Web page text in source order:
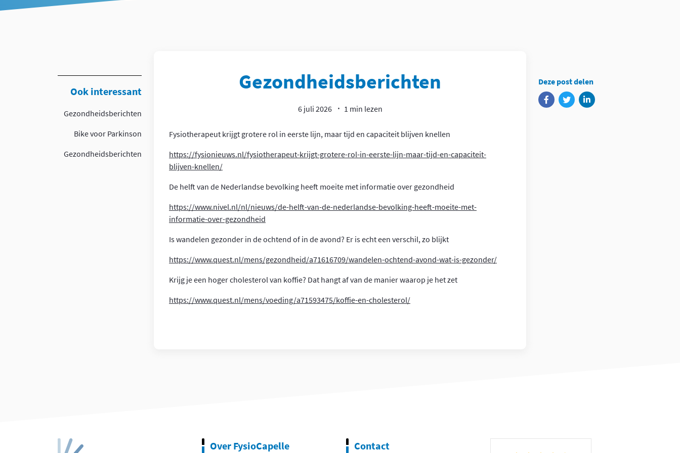
Ook interessant
Gezondheidsberichten
Bike voor Parkinson
Gezondheidsberichten
Deze post delen
Gezondheidsberichten
6 juli 2026 1 min lezen
Fysiotherapeut krijgt grotere rol in eerste lijn, maar tijd en capaciteit blijven knellen
https://fysionieuws.nl/fysiotherapeut-krijgt-grotere-rol-in-eerste-lijn-maar-tijd-en-capaciteit-
blijven-knellen/
De helft van de Nederlandse bevolking heeft moeite met informatie over gezondheid
https://www.nivel.nl/nl/nieuws/de-helft-van-de-nederlandse-bevolking-heeft-moeite-met-
informatie-over-gezondheid
Is wandelen gezonder in de ochtend of in de avond? Er is echt een verschil, zo blijkt
https://www.quest.nl/mens/gezondheid/a71616709/wandelen-ochtend-avond-wat-is-gezonder/
Krijg je een hoger cholesterol van koffie? Dat hangt af van de manier waarop je het zet
https://www.quest.nl/mens/voeding/a71593475/koffie-en-cholesterol/
Over FysioCapelle Contact